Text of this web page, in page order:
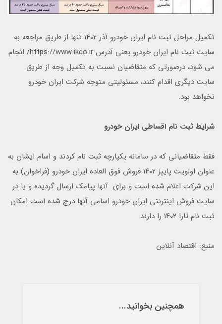
تکمیل مراحل ثبت نام ایران خودرو آذر 1402 تنها از طریق مراجعه به
سایت ثبت نام ایران خودرو یعنی آدرس https://www.ikco.ir/ انجام
می شود، درصورتی که متقاضیان نسبت به تکمیل وجه از طریق
سایت دیگری اقدام کنند، مسئولیتی متوجه شرکت ایران خودرو
نخواهد بود.
شرایط ثبت نام اقساطی ایران خودرو
فقط متقاضیانی که در سامانه یکپارچه ثبت نام کردند و اسام ایشان به
عنوان اولویت پاییز ۱۴۰۲ فروش فوق العاده ایران خودرو (فراخوان) به
این شرکت اعلام شده است و برای آنها پیامک ارسال گردیده و یا در
سایت فروش اینترنتی ایران خودرو اسامی آنها درج شده است امکان
ثبت نام تارا ۱۴۰۲ را دارند.
منبع: اقتصاد آنلاین
همچنین بخوانید...